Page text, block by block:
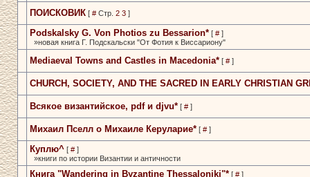
ПОИСКОВИК[ #Стр. 2 3]
Podskalsky G. Von Photios zu­ Bessarion*[ #]
»новая книга Г. Подскальски­ "От Фотия к­ Виссариону"
Mediaeval Towns and Castles in­ Macedonia*[ #]
CHURCH, SOCIETY, AND THE SACRED­ IN EARLY CHRISTIAN
Всякое византийское, pdf и djvu*[ #]
Михаил Пселл о Михаиле­ Кeруларие*[ #]
Куплю^[ #]
»книги по истории Византии и­ античности
Книга "Wandering in­ Byzantine Thessaloniki"*[ #]